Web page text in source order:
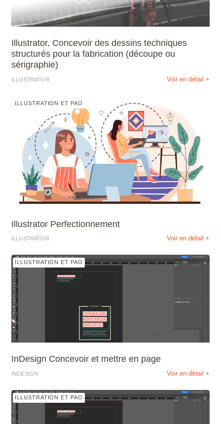
Illustrator, Concevoir des dessins techniques
structurés pour la fabrication (découpe ou
sérigraphie)
ILLUSTRATOR Voir en détail +
ILLUSTRATION ET PAO
Illustrator Perfectionnement
ILLUSTRATOR Voir en détail +
ILLUSTRATION ET PAO
InDesign Concevoir et mettre en page
INDESIGN Voir en détail +
ILLUSTRATION ET PAO